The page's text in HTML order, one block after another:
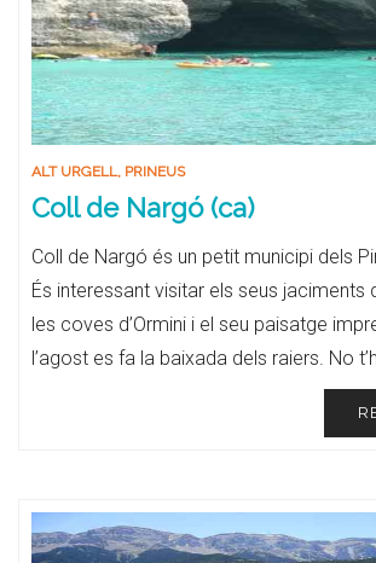
ALT URGELL, PRINEUS
Coll de Nargó (ca)
Coll de Nargó és un petit municipi dels
És interessant visitar els seus jaciments
les coves d’Ormini i el seu paisatge
l’agost es fa la baixada dels raiers. No